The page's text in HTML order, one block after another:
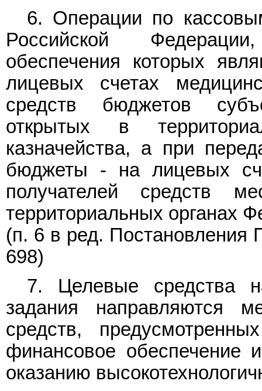
6. Операции по
Российской
обеспечения которых
лицевых счетах
средств бюджетов
открытых в
казначейства, а при
бюджеты - на лицевых
получателей средств
территориальных органах
(п. 6 в ред. Постановления
698)
7. Целевые средства
задания направляются
средств,
финансовое обеспечение
оказанию